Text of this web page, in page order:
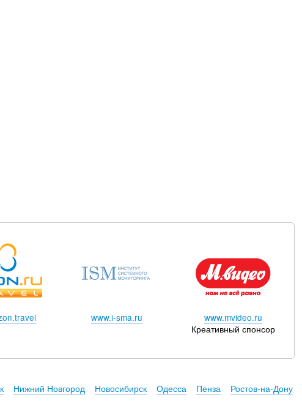
www.i-sma.ru
www.mvideo.ru
Креативный спонсор
Нижний Новгород Новосибирск Одесса Пенза
Ростов-на-Дону